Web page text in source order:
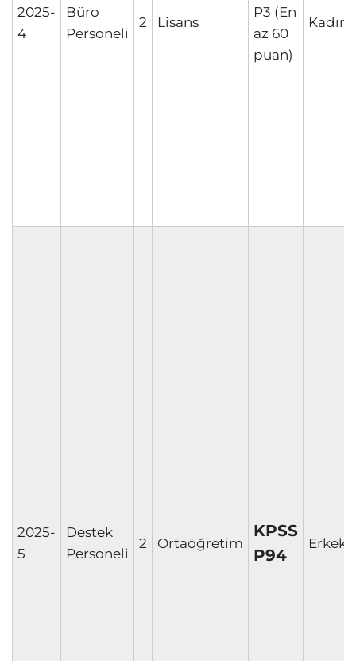
2025-
4
Büro
Personeli
2 Lisans
P3 (En
az 60
puan)
2025-
5
Destek
Personeli
2 Ortaöğretim
KPSS
P94
Erkek